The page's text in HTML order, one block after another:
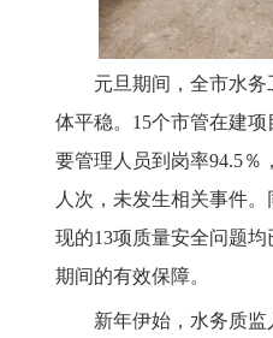
元旦期间，全市水
体平稳。15个市管在建
要管理人员到岗率94.5％
人次，未发生相关事件
现的13项质量安全问题
期间的有效保障。
新年伊始，水务质监